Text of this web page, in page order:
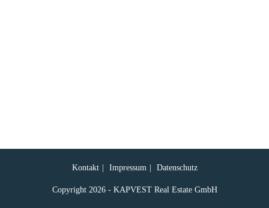
Kontakt Impressum Datenschutz
Copyright 2026 - KAPVEST Real Estate GmbH